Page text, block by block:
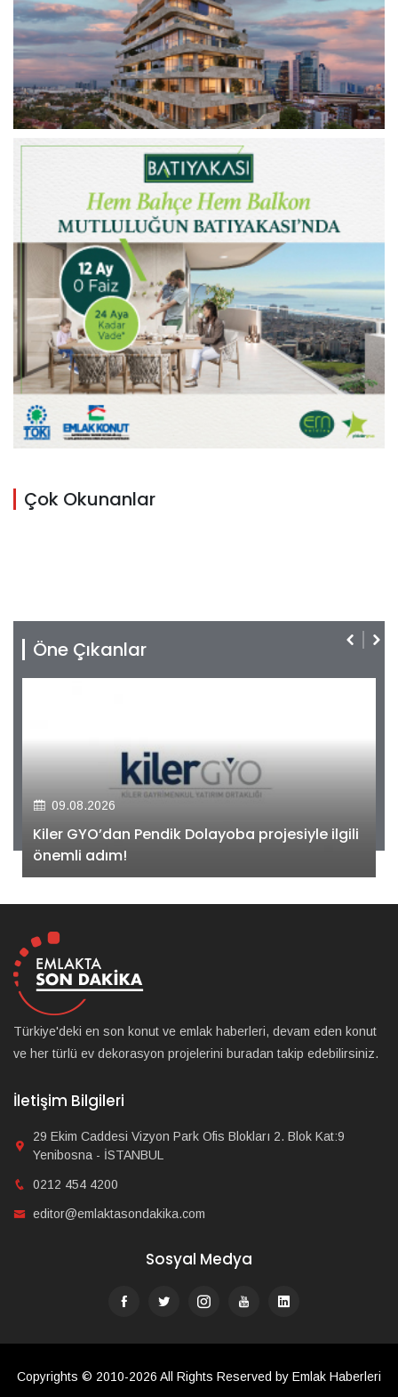
Çok Okunanlar
Öne Çıkanlar
09.08.2026
Kiler GYO’dan Pendik Dolayoba projesiyle ilgili
önemli adım!
Türkiye'deki en son konut ve emlak haberleri, devam eden konut
ve her türlü ev dekorasyon projelerini buradan takip edebilirsiniz.
İletişim Bilgileri
29 Ekim Caddesi Vizyon Park Ofis Blokları 2. Blok Kat:9
Yenibosna - İSTANBUL
0212 454 4200
editor@emlaktasondakika.com
Sosyal Medya
Copyrights © 2010-2026 All Rights Reserved by Emlak Haberleri